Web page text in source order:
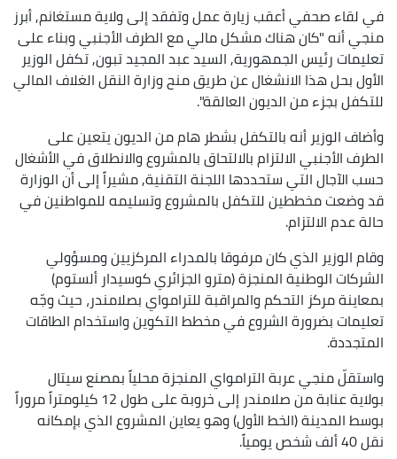
في لقاء صحفي أعقب زيارة عمل وتفقد إلى ولاية مستغانم, أبرز
منجي أنه "كان هناك مشكل مالي مع الطرف الأجنبي وبناء على
تعليمات رئيس الجمهورية, السيد عبد المجيد تبون, تكفل الوزير
الأول بحل هذا الانشغال عن طريق منح وزارة النقل الغلاف المالي
للتكفل بجزء من الديون العالقة".
وأضاف الوزير أنه بالتكفل بشطر هام من الديون يتعين على
الطرف الأجنبي الالتزام بالالتحاق بالمشروع والانطلاق في الأشغال
حسب الآجال التي ستحددها اللجنة التقنية, مشيراً إلى أن الوزارة
قد وضعت مخططين للتكفل بالمشروع وتسليمه للمواطنين في
حالة عدم الالتزام.
وقام الوزير الذي كان مرفوقا بالمدراء المركزيين ومسؤولي
الشركات الوطنية المنجزة (مترو الجزائري كوسيدار ألستوم)
بمعاينة مركز التحكم والمراقبة للترامواي بصلامندر، حيث وجّه
تعليمات بضرورة الشروع في مخطط التكوين واستخدام الطاقات
المتجددة.
واستقلّ منجي عربة الترامواي المنجزة محلياً بمصنع سيتال
بولاية عنابة من صلامندر إلى خروبة على طول 12 كيلومتراً مروراً
بوسط المدينة (الخط الأول) وهو يعاين المشروع الذي بإمكانه
نقل 40 ألف شخص يومياً.